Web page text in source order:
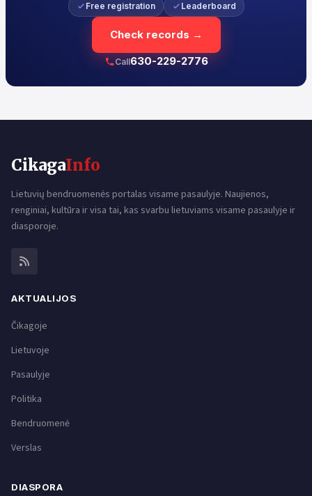
Free registration Leaderboard
Check records →
Call630-229-2776
CikagaInfo
Lietuvių bendruomenės portalas visame pasaulyje. Naujienos,
renginiai, kultūra ir visa tai, kas svarbu lietuviams visame pasaulyje ir
diasporoje.
AKTUALIJOS
Čikagoje
Lietuvoje
Pasaulyje
Politika
Bendruomenė
Verslas
DIASPORA